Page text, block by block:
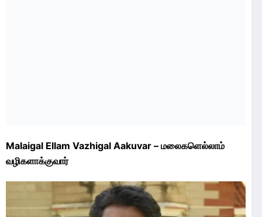
Malaigal Ellam Vazhigal Aakuvar – மலைகளெல்லாம்
வழிகளாக்குவார்